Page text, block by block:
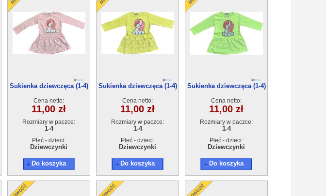
Sukienka dziewczęca (1-4)
Cena netto:
11,00 zł
Rozmiary w paczce:
1-4
Płeć - dzieci:
Dziewczynki
Do koszyka
Sukienka dziewczęca (1-4)
Cena netto:
11,00 zł
Rozmiary w paczce:
1-4
Płeć - dzieci:
Dziewczynki
Do koszyka
Sukienka dziewczęca (1-4)
Cena netto:
11,00 zł
Rozmiary w paczce:
1-4
Płeć - dzieci:
Dziewczynki
Do koszyka